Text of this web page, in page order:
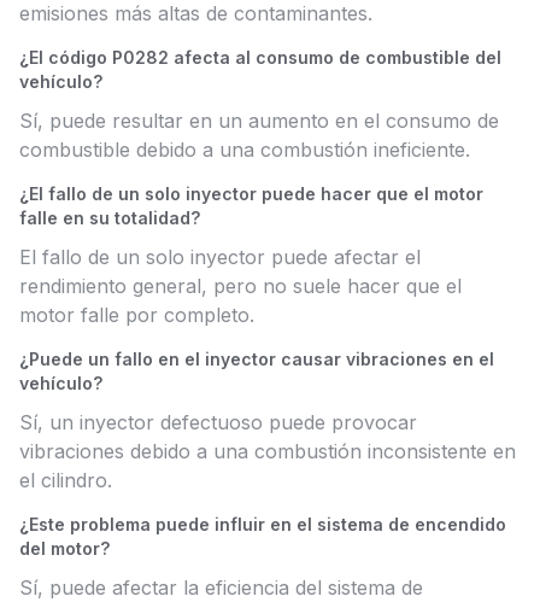
emisiones más altas de contaminantes.
¿El código P0282 afecta al consumo de combustible del
vehículo?
Sí, puede resultar en un aumento en el consumo de
combustible debido a una combustión ineficiente.
¿El fallo de un solo inyector puede hacer que el motor
falle en su totalidad?
El fallo de un solo inyector puede afectar el
rendimiento general, pero no suele hacer que el
motor falle por completo.
¿Puede un fallo en el inyector causar vibraciones en el
vehículo?
Sí, un inyector defectuoso puede provocar
vibraciones debido a una combustión inconsistente en
el cilindro.
¿Este problema puede influir en el sistema de encendido
del motor?
Sí, puede afectar la eficiencia del sistema de